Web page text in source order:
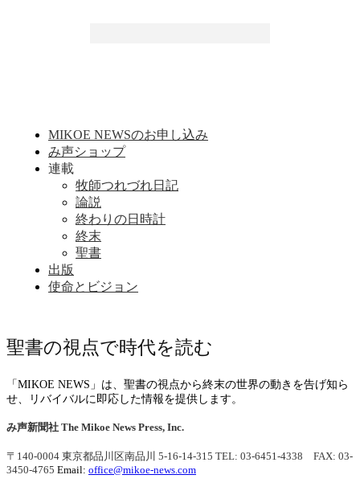
MIKOE NEWSのお申し込み
み声ショップ
連載
牧師つれづれ日記
論説
終わりの日時計
終末
聖書
出版
使命とビジョン
聖書の視点で時代を読む
「MIKOE NEWS」は、聖書の視点から終末の世界の動きを告げ知ら
せ、リバイバルに即応した情報を提供します。
み声新聞社 The Mikoe News Press, Inc.
〒140-0004 東京都品川区南品川 5-16-14-315 TEL: 03-6451-4338 FAX: 03-
3450-4765 Email: office@mikoe-news.com